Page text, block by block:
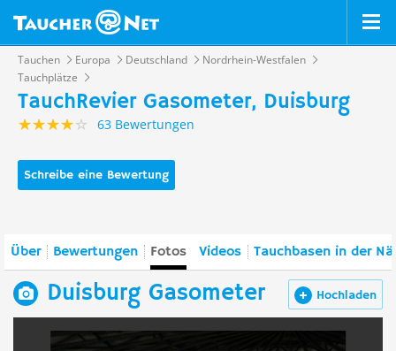
Tauchen Europa Deutschland
Nordrhein-Westfalen
Tauchplätze
TauchRevier Gasometer, Duisburg
63 Bewertungen
Schreibe eine Bewertung
Über Bewertungen Fotos Videos Tauchbasen in der
Hochladen
Duisburg Gasometer